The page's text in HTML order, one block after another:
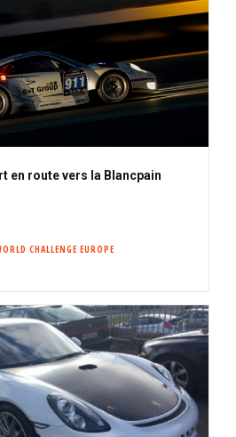
en route vers la Blancpain
CHALLENGE EUROPE